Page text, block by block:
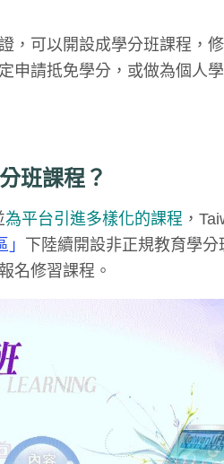
，可以開設成學分班課程，
申請抵免學分，或做為個人
班課程？
為平台引進多樣化的課程 ，
下陸續開設非正規教育學分
名修習課程。